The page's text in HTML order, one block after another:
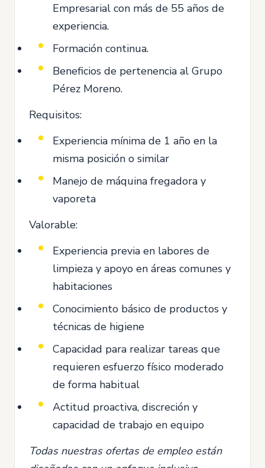
Empresarial con más de 55 años de
experiencia.
Formación continua.
Beneficios de pertenencia al Grupo
Pérez Moreno.
Requisitos:
Experiencia mínima de 1 año en la
misma posición o similar
Manejo de máquina fregadora y
vaporeta
Valorable:
Experiencia previa en labores de
limpieza y apoyo en áreas comunes y
habitaciones
Conocimiento básico de productos y
técnicas de higiene
Capacidad para realizar tareas que
requieren esfuerzo físico moderado
de forma habitual
Actitud proactiva, discreción y
capacidad de trabajo en equipo
Todas nuestras ofertas de empleo están